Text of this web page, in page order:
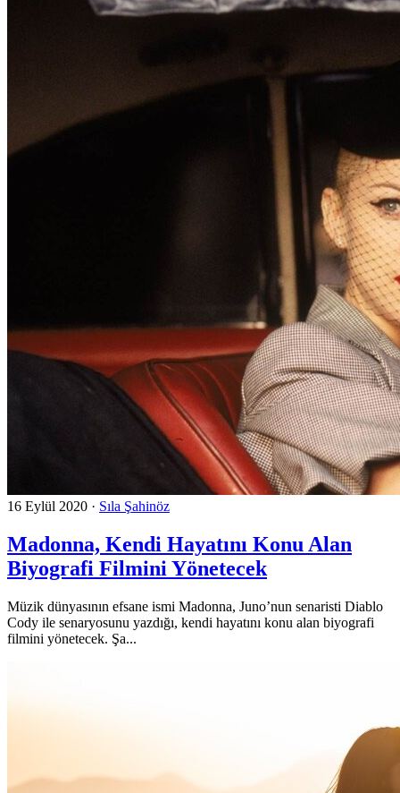
16 Eylül 2020 · Sıla Şahinöz
Madonna, Kendi Hayatını Konu Alan
Biyografi Filmini Yönetecek
Müzik dünyasının efsane ismi Madonna, Juno’nun senaristi Diablo
Cody ile senaryosunu yazdığı, kendi hayatını konu alan biyografi
filmini yönetecek. Şa...